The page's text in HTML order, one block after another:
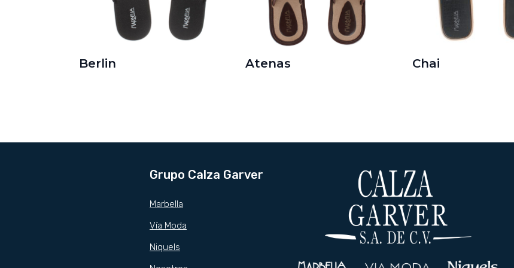
Berlin Atenas Chai
Grupo Calza Garver
Marbella
Vía Moda
Niquels